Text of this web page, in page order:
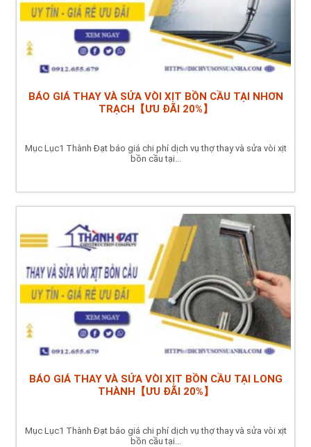
BÁO GIÁ THAY VÀ SỬA VÒI XỊT BỒN CẦU TẠI NHƠN
TRẠCH【ƯU ĐÃI 20%】
Mục Lục1 Thành Đạt báo giá chi phí dịch vụ thợ thay và sửa vòi xịt
bồn cầu tại...
BÁO GIÁ THAY VÀ SỬA VÒI XỊT BỒN CẦU TẠI LONG
THÀNH【ƯU ĐÃI 20%】
Mục Lục1 Thành Đạt báo giá chi phí dịch vụ thợ thay và sửa vòi xịt
bồn cầu tại...